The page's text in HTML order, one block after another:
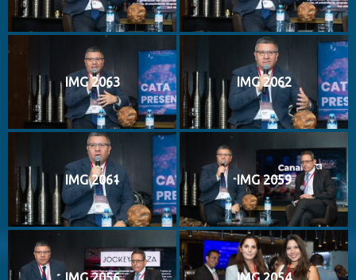
IMG 2063 IMG 2062
IMG 2061 IMG 2059